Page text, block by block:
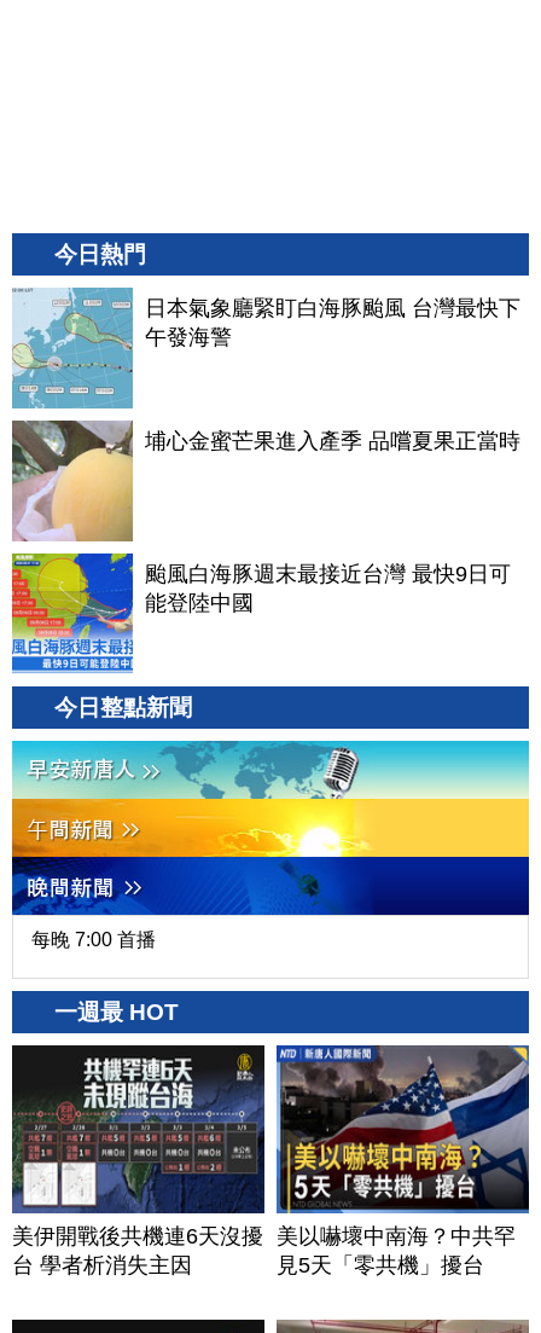
今日熱門
日本氣象廳緊盯白海豚颱風 台灣最快下
午發海警
埔心金蜜芒果進入產季 品嚐夏果正當時
颱風白海豚週末最接近台灣 最快9日可
能登陸中國
今日整點新聞
每晚 7:00 首播
一週最 HOT
美伊開戰後共機連6天沒擾
台 學者析消失主因
美以嚇壞中南海？中共罕
見5天「零共機」擾台